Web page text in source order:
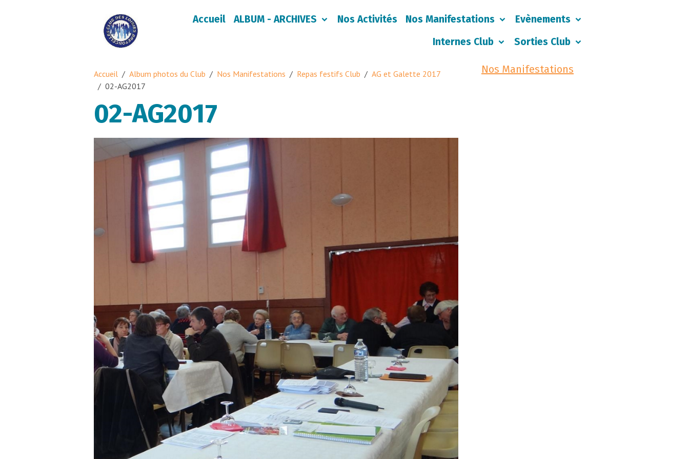
Accueil ALBUM - ARCHIVES Nos Activités Nos Manifestations
Evènements
Internes Club
Sorties Club
Accueil Album photos du Club Nos Manifestations Repas festifs Club
AG et Galette 2017
02-AG2017
02-AG2017
Nos Manifestations